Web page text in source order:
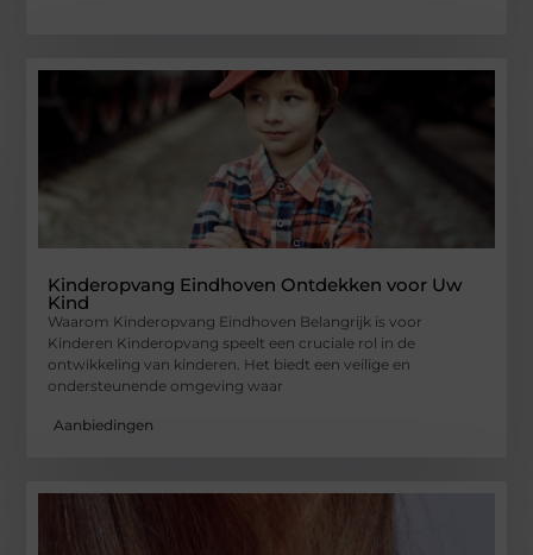
Kinderopvang Eindhoven Ontdekken voor Uw
Kind
Waarom Kinderopvang Eindhoven Belangrijk is voor
Kinderen Kinderopvang speelt een cruciale rol in de
ontwikkeling van kinderen. Het biedt een veilige en
ondersteunende omgeving waar
Aanbiedingen